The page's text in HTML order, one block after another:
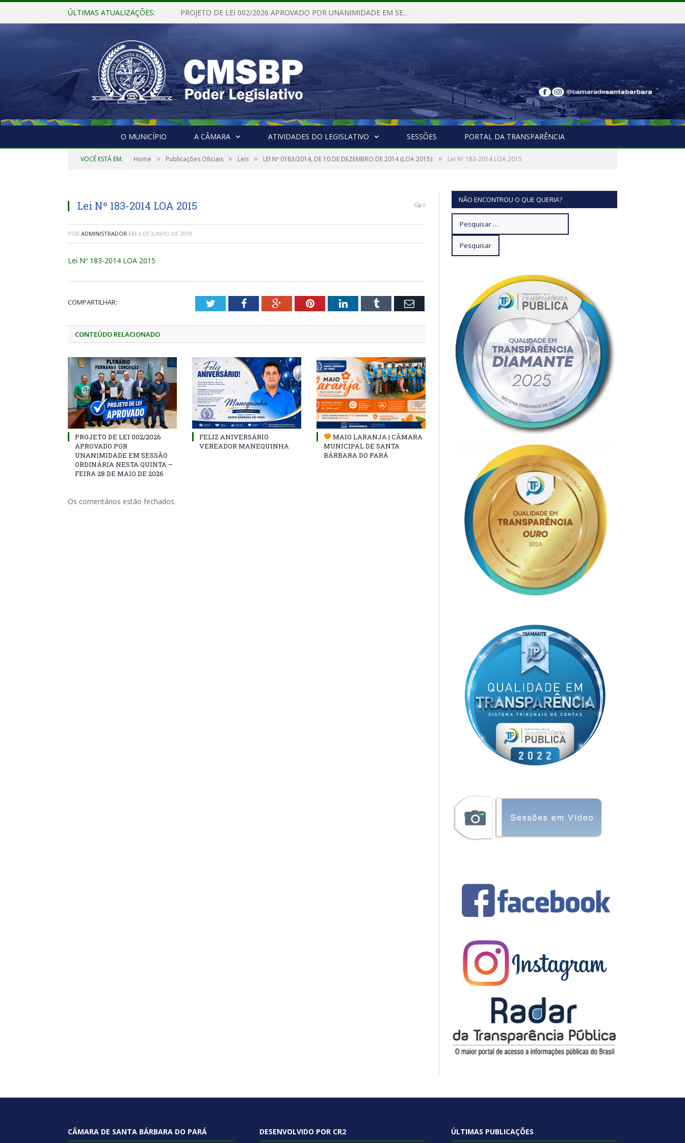
ÚLTIMAS ATUALIZAÇÕES: PROJETO DE LEI 002/2026 APROVADO POR UNANIMIDADE EM SESSÃO ORDINÁRIA NESTA QUINTA – FEIRA 28 DE MAIO DE 2026
O MUNICÍPIO A CÂMARA ATIVIDADES DO LEGISLATIVO SESSÕES PORTAL DA TRANSPARÊNCIA
VOCÊ ESTÁ EM: Home » Publicações Oficiais » Leis » LEI Nº 0183/2014, DE 10 DE DEZEMBRO DE 2014 (LOA 2015): » Lei Nº 183-2014 LOA 2015
Lei Nº 183-2014 LOA 2015 0
POR ADMINISTRADOR EM 6 DE JUNHO DE 2019
Lei Nº 183-2014 LOA 2015
COMPARTILHAR: TwitterFacebookGoogle+PinterestLinkedInTumblr Email
CONTEÚDO RELACIONADO
PROJETO DE LEI 002/2026
APROVADO POR
UNANIMIDADE EM SESSÃO
ORDINÁRIA NESTA QUINTA –
FEIRA 28 DE MAIO DE 2026
FELIZ ANIVERSÁRIO
VEREADOR MANEQUINHA
MAIO LARANJA | CÂMARA
MUNICIPAL DE SANTA
BÁRBARA DO PARÁ
Os comentários estão fechados.
NÃO ENCONTROU O QUE QUERIA?
CÂMARA DE SANTA BÁRBARA DO PARÁ DESENVOLVIDO POR CR2 ÚLTIMAS PUBLICAÇÕES